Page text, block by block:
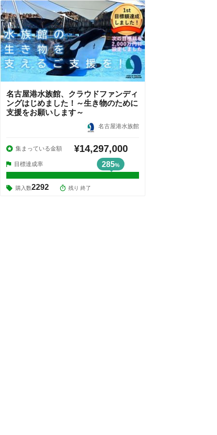
名古屋港水族館、クラウドファンディ
ングはじめました！～生き物のために
支援をお願いします～
名古屋港水族館
集まっている金額 ¥14,297,000
目標達成率 285%
購入数2292 残り 終了